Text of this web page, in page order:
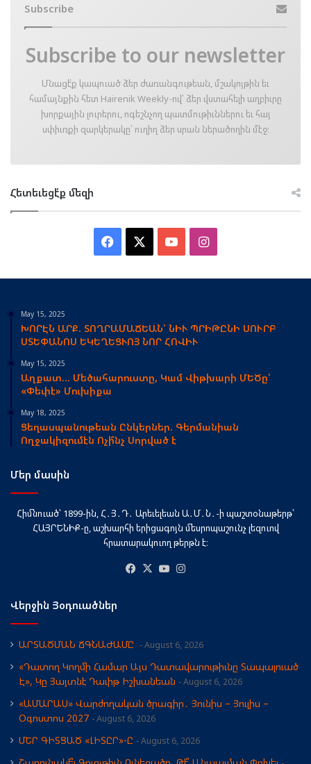
Subscribe
Subscribe to our newsletter
Մնացէ՛ք կապուած ձեր ժառանգութեան, մշակոյթին եւ
համայնքին հետ Hairenik Weekly-ով՝ ձեր վստահելի աղբիւրը
խորքային լուրերու, ոգեշնչող պատմութիւններու եւ հայ
սփիւռքի զարկերակը՝ ուղիղ ձեր սրան ներածողին մէջ։
Հետեւեցէ՛ք մեզի
Facebook YouTubeInstagram
May 15, 2025
ԽՈՐԷՆ ԱՐՔ. ՏՈՂՐԱՄԱՃԵԱՆ՝ ՆԻՒ ՊՐԻԹԸՆԻ ՍՈՒՐԲ
ՍՏԵՓԱՆՈՍ ԵԿԵՂԵՑՒՈՅ ՆՈՐ ՀՈՎԻՒ
May 15, 2025
Աղքատ… Մեծահարուստը, Կամ Վիթխարի ՄԵԾը՝
«Փեփէ» Մուխիքա
May 18, 2025
Ցեղասպանութեան Ընկերներ. Գերմանիան
Ողջակիզումէն Ոչի՞նչ Սորված է
Մեր մասին
Հիմնուած՝ 1899-ին, Հ․Յ․Դ․ Արեւելեան Ա․Մ․Ն․-ի պաշտօնաթերթ՝
ՀԱՅՐԵՆԻՔ-ը, աշխարհի երիցագոյն մեսրոպաշունչ լեզուով
հրատարակուող թերթն է։
Facebook
X YouTube
Վերջին Յօդուածներ
ԱՐՏԱԾՄԱՆ ՃԳՆԱԺԱՄԸ August 6, 2026
«Դատող Կողմի Համար Այս Դատավարութիւնը Տապալուած
Է», Կը Յայտնէ Դաւիթ Իշխանեան
August 6, 2026
«ԱՄԱՐԱՍ» Վարժողական ծրագիր․ Յունիս – Յուլիս –
Օգոստոս 2027
August 6, 2026
ՄԵՐ ԳԻՏՑԱԾ «ԼԻՏԸՐ»-Ը August 6, 2026